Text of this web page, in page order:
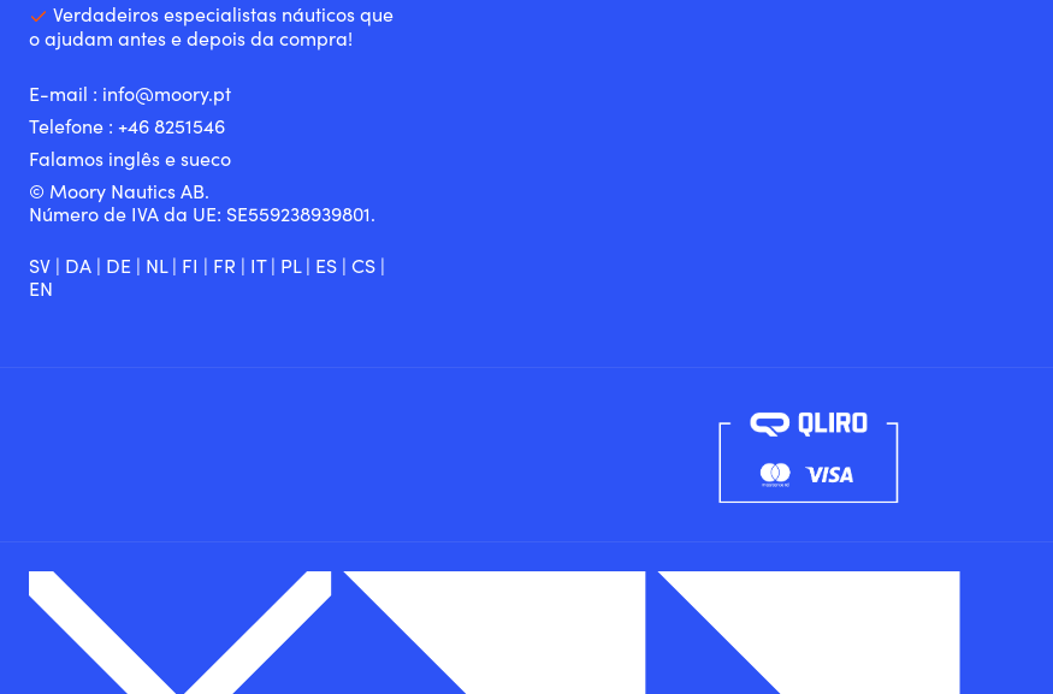
Verdadeiros especialistas náuticos que
o ajudam antes e depois da compra!
E-mail : info@moory.pt
Telefone : +46 8251546
Falamos inglês e sueco
© Moory Nautics AB.
Número de IVA da UE: SE559238939801.
SV | DA | DE | NL| FI | FR | IT| PL| ES | CS |
EN